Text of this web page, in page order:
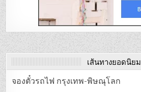
เส้นทางยอดนิยม
จองตั๋วรถไฟ กรุงเทพ-พิษณุโลก